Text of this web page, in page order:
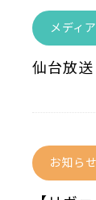
メディア
仙台放
お知らせ